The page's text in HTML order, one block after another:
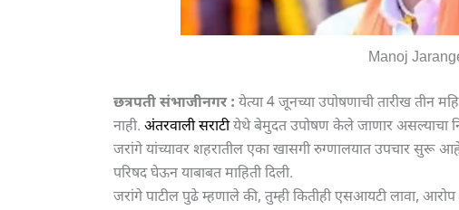
Manoj
छत्रपती संभाजीनगर : येत्या 4 जूनच्या उपोषणाची तारीख तीन
नाही. अंतरवाली सराटीयेथे बेमुदत उपोषण केले जाणार असल्याचा
जरांगे यांच्यावर शहरातील एका खासगी रुग्णालयात उपचार सुरू
परिषद घेऊन याबाबत माहिती दिली.
जरांगे पाटील पुढे म्हणाले की, तुम्ही कितीही एसआयटी लावा, आरोप